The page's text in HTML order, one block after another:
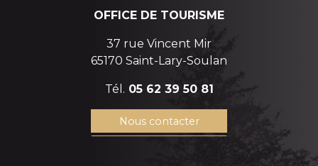
OFFICE DE TOURISME
37 rue Vincent Mir
65170 Saint-Lary-Soulan
Tél. 05 62 39 50 81
Nous contacter